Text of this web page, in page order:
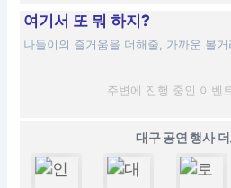
여기서 또 뭐 하지?
나들이의 즐거움을 더해줄, 가까운 볼
주변에 진행 중인 이벤
대구 공연 행사